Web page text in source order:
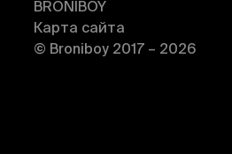
BRONIBOY
Карта сайта
© Broniboy 2017 – 2026